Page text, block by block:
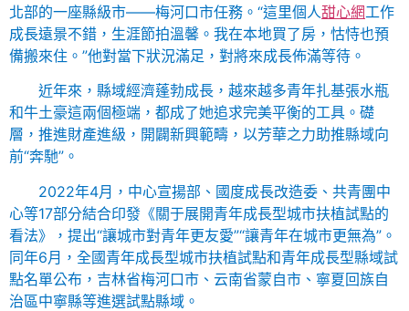
北部的一座縣級市——梅河口市任務。“這里個人甜心網工作
成長遠景不錯，生涯節拍溫馨。我在本地買了房，怙恃也預
備搬來住。”他對當下狀況滿足，對將來成長佈滿等待。
近年來，縣域經濟蓬勃成長，越來越多青年扎基張水瓶
和牛土豪這兩個極端，都成了她追求完美平衡的工具。礎
層，推進財產進級，開闢新興範疇，以芳華之力助推縣域向
前“奔馳”。
2022年4月，中心宣揚部、國度成長改造委、共青團中
心等17部分結合印發《關于展開青年成長型城市扶植試點的
看法》，提出“讓城市對青年更友愛”“讓青年在城市更無為”。
同年6月，全國青年成長型城市扶植試點和青年成長型縣域試
點名單公布，吉林省梅河口市、云南省蒙自市、寧夏回族自
治區中寧縣等進選試點縣域。